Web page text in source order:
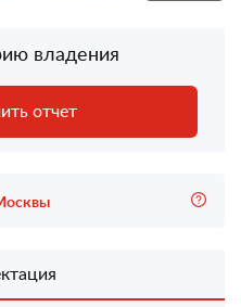
владения
отчет